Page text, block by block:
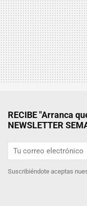
RECIBE "Arranca
NEWSLETTER
Suscribiéndote aceptas